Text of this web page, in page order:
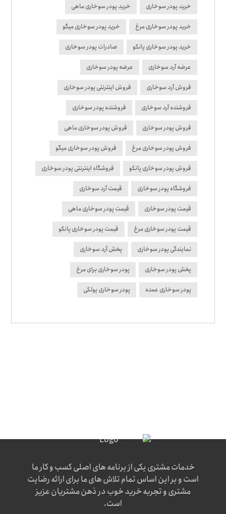
خرید پودر سوخاری خرید پودر سوخاری ماهی
خرید پودر سوخاری مرغ خرید پودر سوخاری میگو
خرید پودر سوخاری پانکو صادرات پودر سوخاری
عرضه آرد سوخاری عرضه پودر سوخاری
فروش آرد سوخاری فروش اینترنتی پودر سوخاری
فروشنده آرد سوخاری فروشنده پودر سوخاری
فروش پودر سوخاری فروش پودر سوخاری ماهی
فروش پودر سوخاری مرغ فروش پودر سوخاری میگو
فروش پودر سوخاری پانکو فروشگاه اینترنتی پودر سوخاری
فروشگاه پودر سوخاری قیمت آرد سوخاری
قیمت پودر سوخاری قیمت پودر سوخاری ماهی
قیمت پودر سوخاری مرغ قیمت پودر سوخاری پانکو
نمایندگی پودر سوخاری پخش آرد سوخاری
پخش پودر سوخاری پودر سوخاری برای مرغ
پودر سوخاری عمده پودر سوخاری پولکی
خدمات مشتری یکی از برنامه های اصلی کسب و کار ما
است و بر این اساس تمام تلاش های ما برای ارائه رضایت
مشتری و تجربه خرید خوب در ذهن مشتریان عزیز
است.